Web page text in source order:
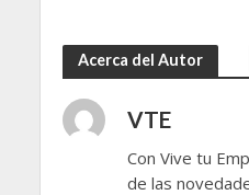
Acerca del Autor
VTE
Con Vive tu
de las